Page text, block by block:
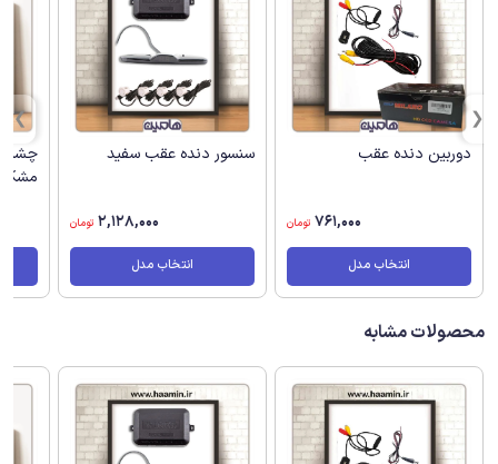
دوربین دنده عقب
761,000 تومان
انتخاب مدل
سنسور دنده عقب سفید
2,128,000 تومان
انتخاب مدل
محصولات مشابه